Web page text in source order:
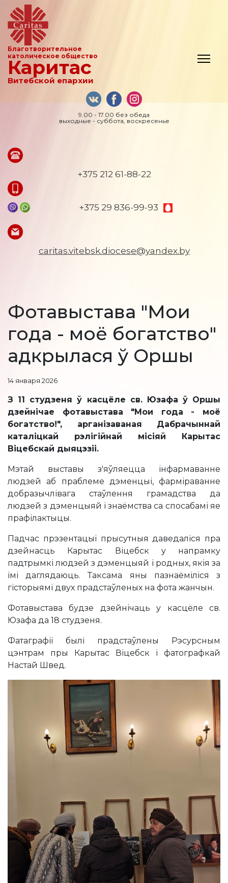
Благотворительное
католическое общество
Каритас
Витебской епархии
9.00 - 17.00 без обеда
выходные - суббота, воскресенье
+375 212 61-88-22
+375 29 836-99-93
caritas.vitebsk.diocese@yandex.by
Фотавыстава "Мои
года - моё богатство"
адкрылася ў Оршы
14 января 2026
З 11 студзеня ў касцёле св. Юзафа ў Оршы
дзейнічае фотавыстава "Мои года - моё
богатство!", арганізаваная Дабрачыннай
каталіцкай рэлігійнай місіяй Карытас
Віцебскай дыяцэзіі.
Мэтай выставы з'яўляецца інфармаванне
людзей аб праблеме дэменцыі, фарміраванне
добразычлівага стаўлення грамадства да
людзей з дэменцыяй і знаёмства са спосабамі яе
прафілактыцы.
Падчас прэзентацыі прысутныя даведаліся пра
дзейнасць Карытас Віцебск у напрамку
падтрымкі людзей з дэменцыяй і родных, якія за
імі даглядаюць. Таксама яны пазнаёміліся з
гісторыямі двух прадстаўленых на фота жанчын.
Фотавыстава будзе дзейнічаць у касцёле св.
Юзафа да 18 студзеня.
Фатаграфіі былі прадстаўлены Рэсурсным
цэнтрам пры Карытас Віцебск і фатографкай
Настай Швед.